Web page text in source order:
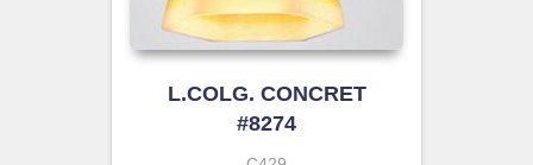
L.COLG. CONCRET
#8274